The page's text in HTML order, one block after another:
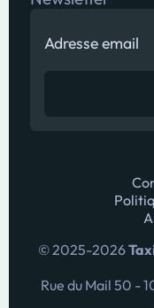
© 2025-2026
Rue du Mail 50 -